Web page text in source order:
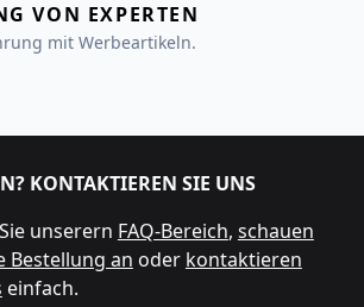
VON EXPERTEN
mit Werbeartikeln.
KONTAKTIEREN SIE UNS
unserern FAQ-Bereich, schauen
Bestellung an oder kontaktieren
einfach.